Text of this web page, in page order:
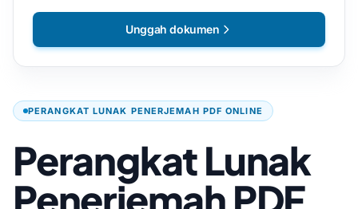
PERANGKAT LUNAK PENERJEMAH PDF ONLINE
Perangkat Lunak
Penerjemah PDF
Unggah dokumen